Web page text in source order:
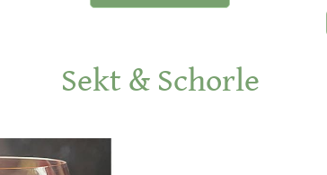
Sekt & Schorle